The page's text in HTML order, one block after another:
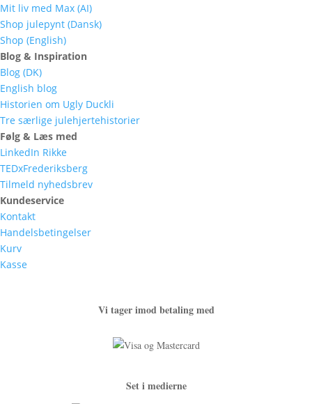
Mit liv med Max (AI)
Shop julepynt (Dansk)
Shop (English)
Blog & Inspiration
Blog (DK)
English blog
Historien om Ugly Duckli
Tre særlige julehjertehistorier
Følg & Læs med
LinkedIn Rikke
TEDxFrederiksberg
Tilmeld nyhedsbrev
Kundeservice
Kontakt
Handelsbetingelser
Kurv
Kasse
Vi tager imod betaling med
Set i medierne